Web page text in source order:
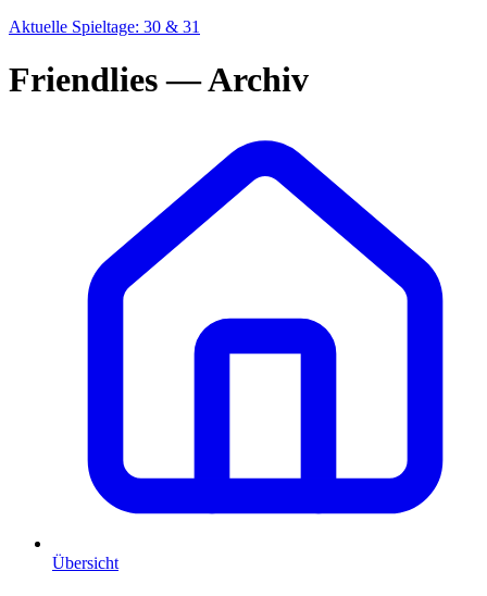
Aktuelle Spieltage: 30 & 31
Friendlies — Archiv
Übersicht